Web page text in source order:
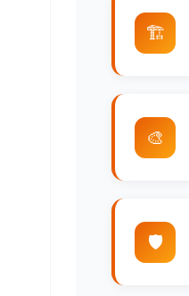
🏗️
🎨
🛡️